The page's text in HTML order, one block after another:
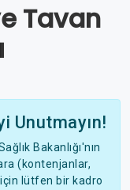
Tavan
Unutmayın!
Bakanlığı'nın
(kontenjanlar,
lütfen bir kadro